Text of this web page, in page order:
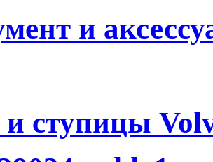
и
и ступицы